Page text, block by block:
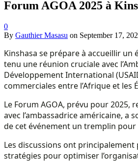
Forum AGOA 2025 à
0
By Gauthier Masasu on September 17,
Kinshasa se prépare à accueillir un
tenu une réunion cruciale avec
Développement International
commerciales entre l’Afrique et les
Le Forum AGOA, prévu pour 2025,
avec l’ambassadrice américaine, a
de cet événement un tremplin pour
Les discussions ont principalement
stratégies pour optimiser